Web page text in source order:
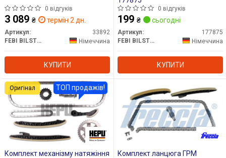
0 відгуків
3 089 ₴ термін 2 дн.
Артикул:
33892
FEBI BILSTEIN
Німеччина
КУПИТИ
0 відгуків
199 ₴ сьогодні
Артикул:
177875
FEBI BILSTEIN
Німеччина
КУПИТИ
Комплект механізму натяжіння
ТОП продажів!
Оригінал
Комплект ланцюга ГРМ